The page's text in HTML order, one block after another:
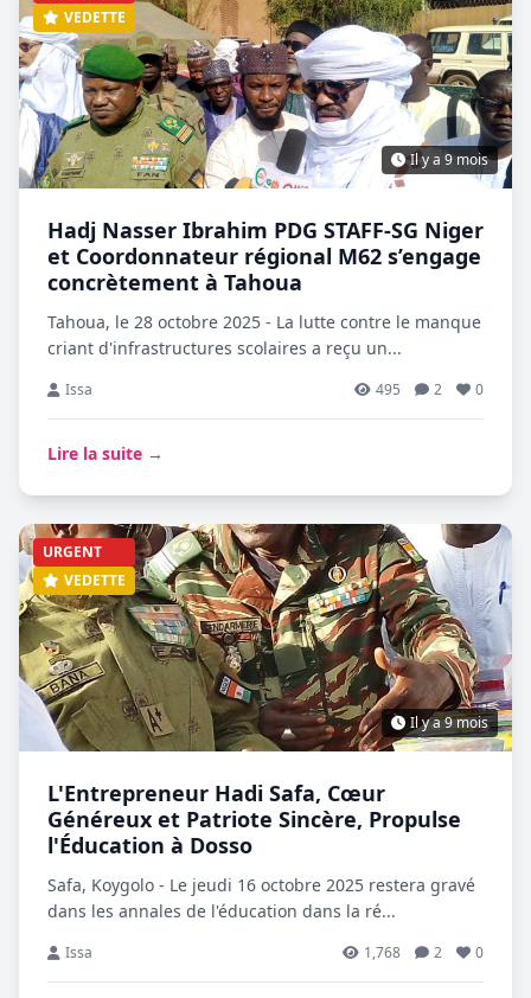
VEDETTE
Il y a 9 mois
Hadj Nasser Ibrahim PDG STAFF-SG Niger
et Coordonnateur régional M62 s’engage
concrètement à Tahoua
Tahoua, le 28 octobre 2025 - La lutte contre le manque
criant d'infrastructures scolaires a reçu un...
Issa 495 2 0
Lire la suite →
URGENT
VEDETTE
Il y a 9 mois
L'Entrepreneur Hadi Safa, Cœur
Généreux et Patriote Sincère, Propulse
l'Éducation à Dosso
Safa, Koygolo - Le jeudi 16 octobre 2025 restera gravé
dans les annales de l'éducation dans la ré...
Issa 1,768 2 0